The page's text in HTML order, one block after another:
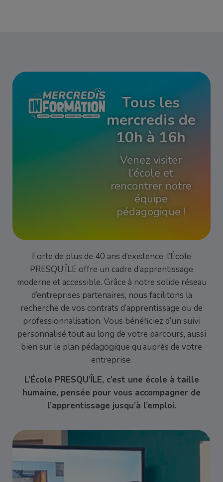
Tous les
mercredis de
10h à 16h
Venez visiter
l’école et
rencontrer notre
équipe
pédagogique !
Forte de plus de 40 ans d’existence, l’École
PRESQU’ÎLE offre un cadre d’apprentissage
moderne et accessible. Grâce à notre solide réseau
d’entreprises partenaires, nous facilitons la
recherche de vos contrats d’apprentissage ou de
professionnalisation. Vous bénéficiez d’un suivi
personnalisé tout au long de votre parcours, aussi
bien sur le plan pédagogique qu’auprès de votre
entreprise.
L’École PRESQU’ÎLE, c’est une école à taille
humaine, pensée pour vous accompagner de
l’apprentissage jusqu’à l’emploi.